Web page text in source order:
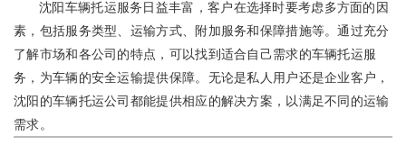
沈阳车辆托运服务日益丰富，客户在选择时要考虑多方面的因
素，包括服务类型、运输方式、附加服务和保障措施等。通过充分
了解市场和各公司的特点，可以找到适合自己需求的车辆托运服
务，为车辆的安全运输提供保障。无论是私人用户还是企业客户，
沈阳的车辆托运公司都能提供相应的解决方案，以满足不同的运输
需求。